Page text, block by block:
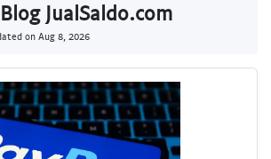
JualSaldo.com
on Aug 8, 2026